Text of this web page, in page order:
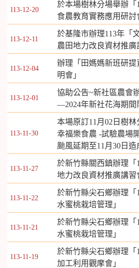
113-12-20
於本場樹林分場舉辦「
食農教育實務應用研討
113-12-11
於基隆市辦理113年「
農田地力改良資材推廣
113-12-04
辦理「田媽媽新班研
明會」
113-12-01
協助公告~新社區農會
—2024年新社花海期間
113-11-30
本場原訂11月02日樹
幸福樂食農 -試驗農場
颱風延期至11月30日
113-11-27
於新竹縣關西鎮辦理「
地力改良資材推廣講習
113-11-22
於新竹縣尖石鄉辦理
水蜜桃栽培管理」
113-11-21
於新竹縣尖石鄉辦理
水蜜桃栽培管理」
113-11-19
於新竹縣尖石鄉辦理「
加工利用觀摩會」